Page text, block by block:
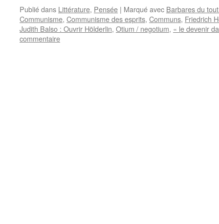
Publié dans Littérature, Pensée | Marqué avec Barbares du
Communisme, Communisme des esprits, Communs, Friedrich
Judith Balso : Ouvrir Hölderlin, Otium / negotium, « le devenir
commentaire